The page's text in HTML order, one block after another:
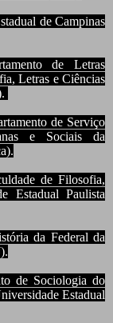
de Campinas
de Letras
Letras e Ciências
de Serviço
e Sociais da
de Filosofia,
Estadual Paulista
da Federal da
de Sociologia do
Estadual